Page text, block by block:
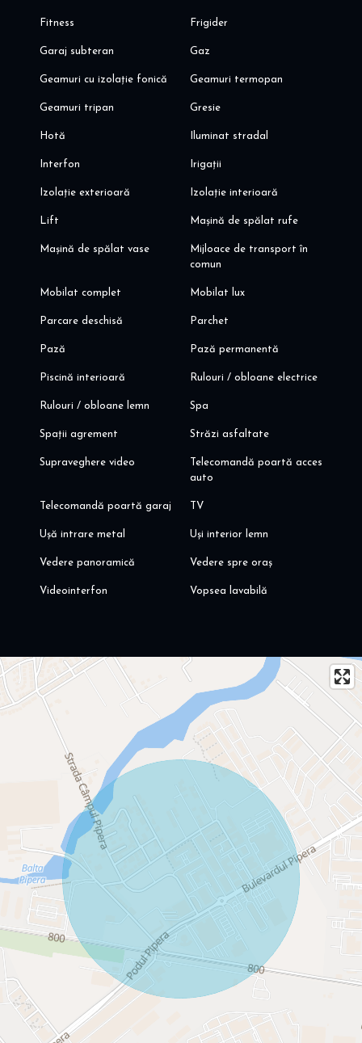
Fitness Frigider
Garaj subteran Gaz
Geamuri cu izolație fonică Geamuri termopan
Geamuri tripan Gresie
Hotă Iluminat stradal
Interfon Irigații
Izolație exterioară Izolație interioară
Lift Mașină de spălat rufe
Mașină de spălat vase
Mijloace de transport în
comun
Mobilat complet Mobilat lux
Parcare deschisă Parchet
Pază Pază permanentă
Piscină interioară Rulouri / obloane electrice
Rulouri / obloane lemn Spa
Spații agrement Străzi asfaltate
Supraveghere video
Telecomandă poartă acces
auto
Telecomandă poartă garaj TV
Ușă intrare metal Uși interior lemn
Vedere panoramică Vedere spre oraș
Videointerfon Vopsea lavabilă